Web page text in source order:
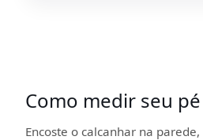
Como medir seu pé
Encoste o calcanhar na